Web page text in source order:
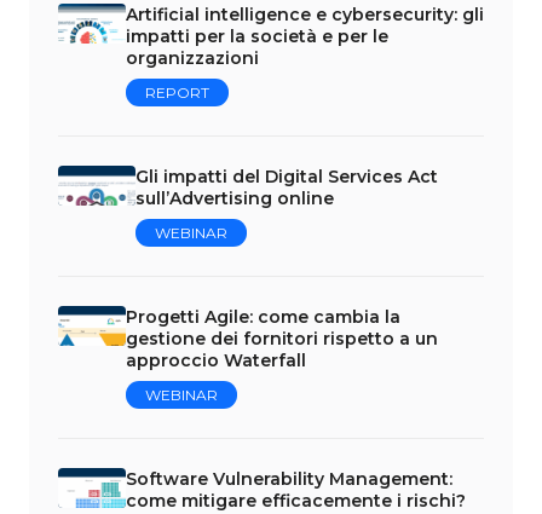
Artificial intelligence e cybersecurity: gli
impatti per la società e per le
organizzazioni
REPORT
Gli impatti del Digital Services Act
sull’Advertising online
WEBINAR
Progetti Agile: come cambia la
gestione dei fornitori rispetto a un
approccio Waterfall
WEBINAR
Software Vulnerability Management:
come mitigare efficacemente i rischi?